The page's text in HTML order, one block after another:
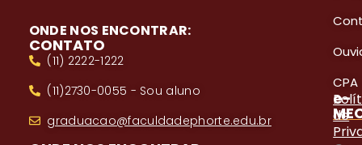
ONDE NOS ENCONTRAR:
CONTATO
(11) 2222-1222
(11)2730-0055 - Sou aluno
graduacao@faculdadephorte.edu.br
CPA
e-
de